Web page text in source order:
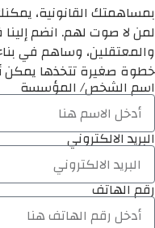
بمساهمتك القانونية،
لمن لا صوت لهم. انضم
والمعتقلين، وساهم في
خطوة صغيرة تتخذها يمكن
اسم الشخص/ المؤسسة
البريد الالكتروني
رقم الهاتف